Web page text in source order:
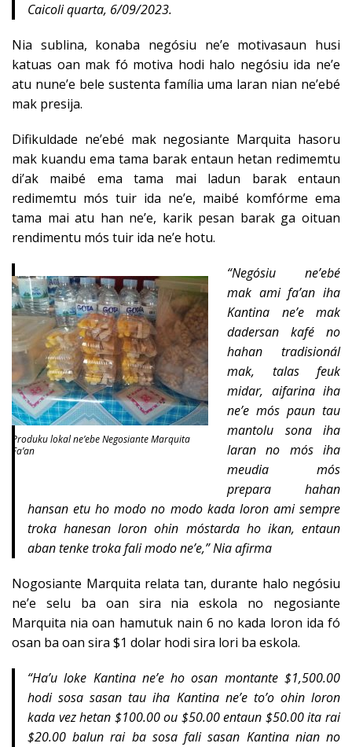
Caicoli quarta, 6/09/2023.
Nia sublina, konaba negósiu ne’e motivasaun husi
katuas oan mak fó motiva hodi halo negósiu ida ne’e
atu nune’e bele sustenta família uma laran nian ne’ebé
mak presija.
Difikuldade ne’ebé mak negosiante Marquita hasoru
mak kuandu ema tama barak entaun hetan redimemtu
di’ak maibé ema tama mai ladun barak entaun
redimemtu mós tuir ida ne’e, maibé komfórme ema
tama mai atu han ne’e, karik pesan barak ga oituan
rendimentu mós tuir ida ne’e hotu.
Produku lokal ne’ebe Negosiante Marquita
Fa’an
“Negósiu ne’ebé
mak ami fa’an iha
Kantina ne’e mak
dadersan kafé no
hahan tradisionál
mak, talas feuk
midar, aifarina iha
ne’e mós paun tau
mantolu sona iha
laran no mós iha
meudia mós
prepara hahan
hansan etu ho modo no modo kada loron ami sempre
troka hanesan loron ohin móstarda ho ikan, entaun
aban tenke troka fali modo ne’e,” Nia afirma
Nogosiante Marquita relata tan, durante halo negósiu
ne’e selu ba oan sira nia eskola no negosiante
Marquita nia oan hamutuk nain 6 no kada loron ida fó
osan ba oan sira $1 dolar hodi sira lori ba eskola.
“Ha’u loke Kantina ne’e ho osan montante $1,500.00
hodi sosa sasan tau iha Kantina ne’e to’o ohin loron
kada vez hetan $100.00 ou $50.00 entaun $50.00 ita rai
$20.00 balun rai ba sosa fali sasan Kantina nian no